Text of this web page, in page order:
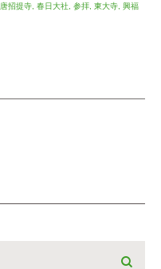
唐招提寺 春日大社 参拝 東大寺 興福